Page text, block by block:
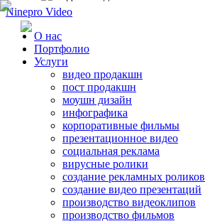
Ninepro Video
О нас
Портфолио
Услуги
видео продакшн
пост продакшн
моушн дизайн
инфографика
корпоративные фильмы
презентационное видео
социальная реклама
вирусные ролики
создание рекламных роликов
создание видео презентаций
производство видеоклипов
производство фильмов